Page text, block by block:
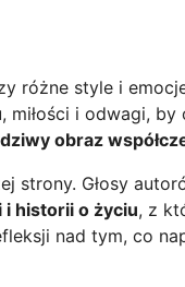
różne style i
miłości i odwagi,
obraz
strony. Głosy
i historii o życiu, z
nad tym, co